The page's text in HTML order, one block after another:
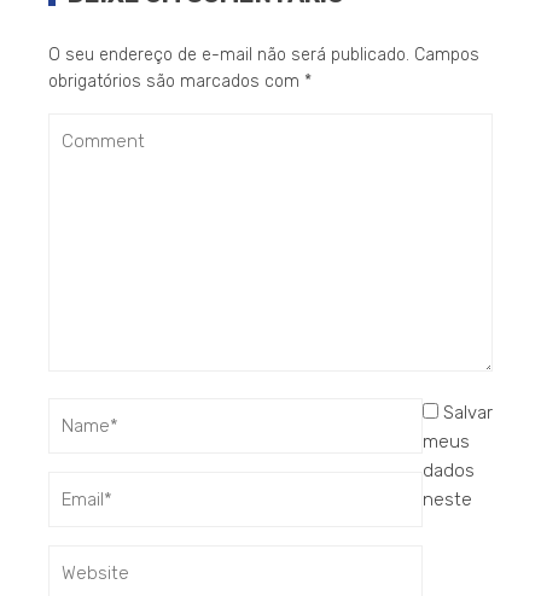
O seu endereço de e-mail não será publicado. Campos
obrigatórios são marcados com *
Salvar
meus
dados
neste